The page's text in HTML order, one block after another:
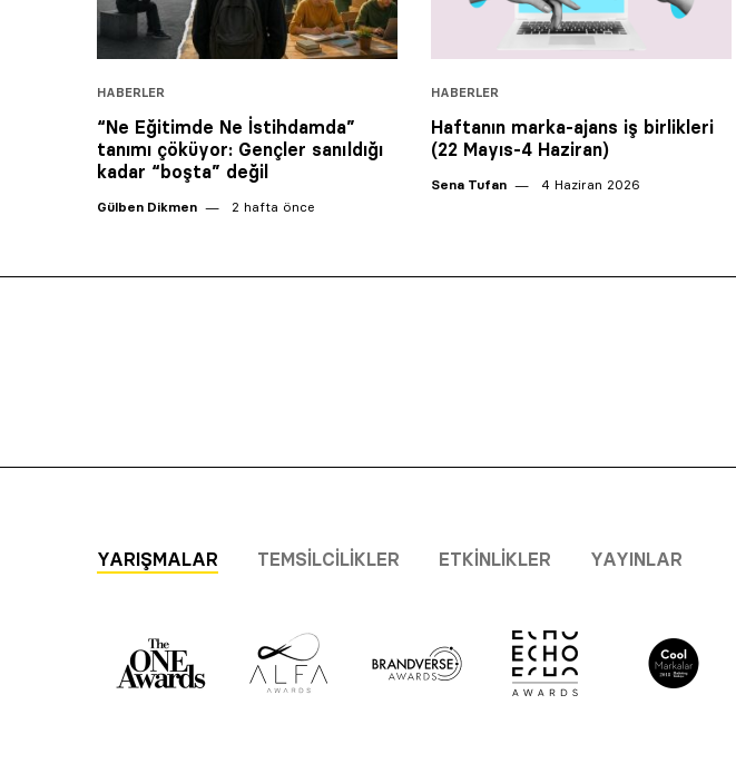
HABERLER
“Ne Eğitimde Ne İstihdamda”
tanımı çöküyor: Gençler sanıldığı
kadar “boşta” değil
Gülben Dikmen 2 hafta önce
HABERLER
Haftanın marka-ajans iş birlikleri
(22 Mayıs-4 Haziran)
Sena Tufan 4 Haziran 2026
YARIŞMALAR TEMSILCILIKLER ETKINLIKLER YAYINLAR